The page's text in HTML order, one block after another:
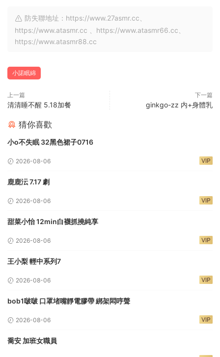
防失聯地址：https://www.27asmr.cc、
https://www.atasmr.cc 、https://www.atasmr66.cc、
https://www.atasmr88.cc
小諾眠綿
上一篇
清清睡不醒 5.18加餐
下一篇
ginkgo-zz 内+身體乳
猜你喜歡
小o不失眠 32黑色裙子0716
2026-08-06 VIP
鹿鹿沄 7.17 劇
2026-08-06 VIP
甜菜小怡 12min白襪抓撓純享
2026-08-06 VIP
王小梨 輕中系列7
2026-08-06 VIP
bob1啵啵 口罩堵嘴靜電膠帶 綁架悶哼聲
2026-08-06 VIP
喬安 加班女職員